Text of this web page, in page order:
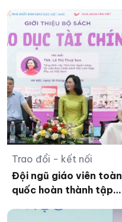
Bahnar ở tiểu học
Trao đổi - kết nối
Đội ngũ giáo viên toàn
quốc hoàn thành tập